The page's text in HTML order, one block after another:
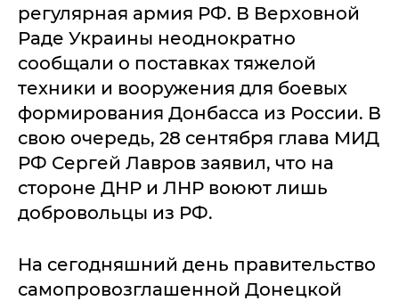
регулярная армия РФ. В Верховной
Раде Украины неоднократно
сообщали о поставках тяжелой
техники и вооружения для боевых
формирования Донбасса из России. В
свою очередь, 28 сентября глава МИД
РФ Сергей Лавров заявил, что на
стороне ДНР и ЛНР воюют лишь
добровольцы из РФ.
На сегодняшний день правительство
самопровозглашенной Донецкой